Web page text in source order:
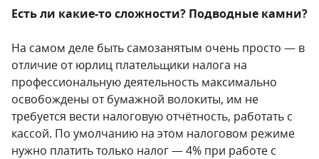
Есть ли какие-то сложности? Подводные камни?
На самом деле быть самозанятым очень просто — в
отличие от юрлиц плательщики налога на
профессиональную деятельность максимально
освобождены от бумажной волокиты, им не
требуется вести налоговую отчётность, работать с
кассой. По умолчанию на этом налоговом режиме
нужно платить только налог — 4% при работе с